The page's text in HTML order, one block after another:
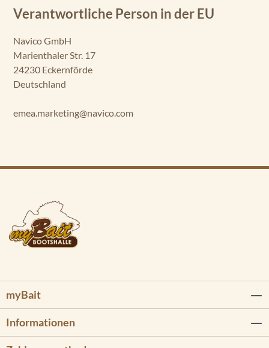
Verantwortliche Person in der EU
Navico GmbH
Marienthaler Str. 17
24230 Eckernförde
Deutschland
emea.marketing@navico.com
myBait
Informationen